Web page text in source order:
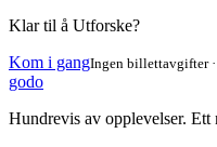
Klar til å Utforske?
Kom i gangIngen billettavgifter
godo
Hundrevis av opplevelser.